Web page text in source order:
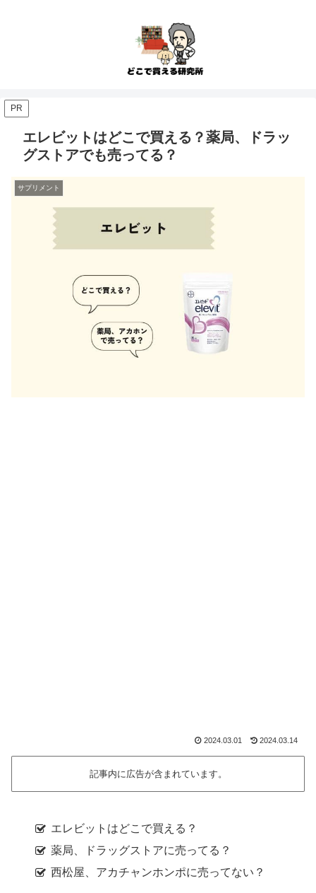
PR
エレビットはどこで買える？薬局、ドラッ
グストアでも売ってる？
サプリメント
2024.03.01 2024.03.14
記事内に広告が含まれています。
エレビットはどこで買える？
薬局、ドラッグストアに売ってる？
西松屋、アカチャンホンポに売ってない？